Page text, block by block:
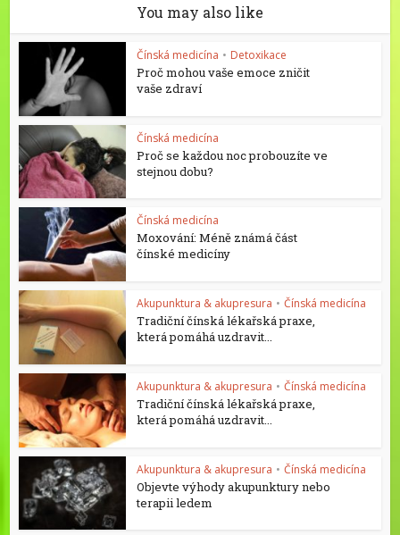
You may also like
Čínská medicína • Detoxikace
Proč mohou vaše emoce zničit
vaše zdraví
Čínská medicína
Proč se každou noc probouzíte ve
stejnou dobu?
Čínská medicína
Moxování: Méně známá část
čínské medicíny
Akupunktura & akupresura • Čínská medicína
Tradiční čínská lékařská praxe,
která pomáhá uzdravit...
Akupunktura & akupresura • Čínská medicína
Tradiční čínská lékařská praxe,
která pomáhá uzdravit...
Akupunktura & akupresura • Čínská medicína
Objevte výhody akupunktury nebo
terapii ledem